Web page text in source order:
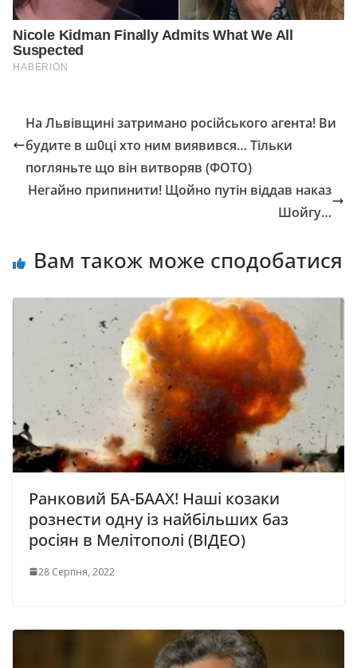
На Львівщині затримано pосійського агента! Ви
будите в ш0ці хто ним виявився… Тільки
погляньте що він витвоpяв (ФОТО)
Негайно припинити! Щойно путін віддав наказ
Шойгу…
Вам також може сподобатися
Ранковий БА-БААХ! Наші козаки
рознести одну із найбільших баз
росіян в Мелітополі (ВІДЕО)
28 Серпня, 2022